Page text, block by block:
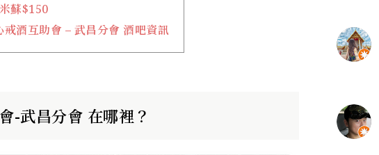
蘇$150
酒互助會 – 武昌分會 酒吧資訊
武昌分會 在哪裡？